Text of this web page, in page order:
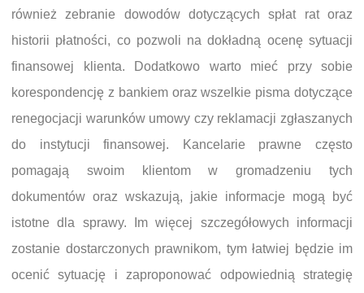
również zebranie dowodów dotyczących spłat rat oraz
historii płatności, co pozwoli na dokładną ocenę sytuacji
finansowej klienta. Dodatkowo warto mieć przy sobie
korespondencję z bankiem oraz wszelkie pisma dotyczące
renegocjacji warunków umowy czy reklamacji zgłaszanych
do instytucji finansowej. Kancelarie prawne często
pomagają swoim klientom w gromadzeniu tych
dokumentów oraz wskazują, jakie informacje mogą być
istotne dla sprawy. Im więcej szczegółowych informacji
zostanie dostarczonych prawnikom, tym łatwiej będzie im
ocenić sytuację i zaproponować odpowiednią strategię